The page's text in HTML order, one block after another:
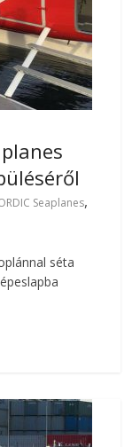
Seaplanes,
séta